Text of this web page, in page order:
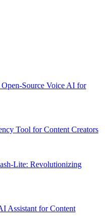
Source Voice AI for
Tool for Content Creators
Lite: Revolutionizing
Assistant for Content